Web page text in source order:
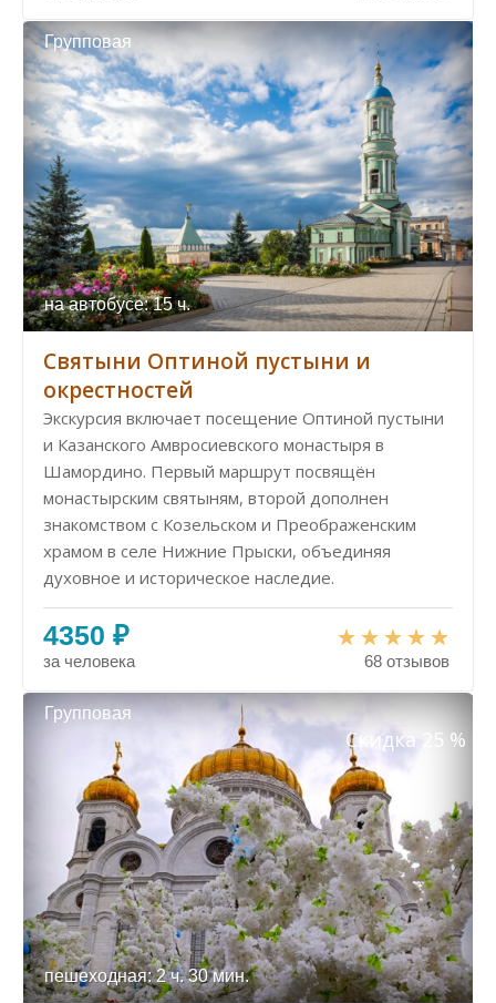
Групповая
на автобусе: 15 ч.
Святыни Оптиной пустыни и
окрестностей
Экскурсия включает посещение Оптиной пустыни
и Казанского Амвросиевского монастыря в
Шамордино. Первый маршрут посвящён
монастырским святыням, второй дополнен
знакомством с Козельском и Преображенским
храмом в селе Нижние Прыски, объединяя
духовное и историческое наследие.
4350 ₽
за человека 68 отзывов
Групповая
пешеходная: 2 ч. 30 мин.
Скидка 25 %